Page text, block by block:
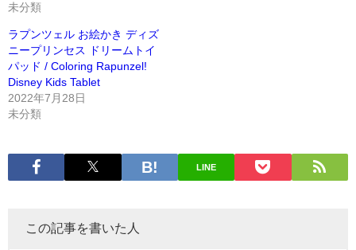
未分類
ラプンツェル お絵かき ディズ
ニープリンセス ドリームトイ
パッド / Coloring Rapunzel!
Disney Kids Tablet
2022年7月28日
未分類
LINE
この記事を書いた人